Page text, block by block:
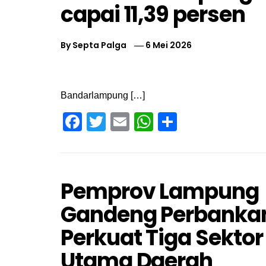
capai 11,39 persen
BySepta Palga 6 Mei 2026
Bandarlampung […]
Facebook
TwitterEmailWhatsApp
Pemprov Lampung
Gandeng
Perkuat Tiga Sektor